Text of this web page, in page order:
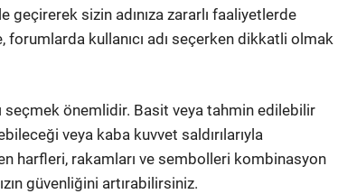
geçirerek sizin adınıza zararlı faaliyetlerde
kullanıcı adı seçerken dikkatli olmak
seçmek önemlidir. Basit veya tahmin edilebilir
veya kaba kuvvet saldırılarıyla
harfleri, rakamları ve sembolleri kombinasyon
güvenliğini artırabilirsiniz.